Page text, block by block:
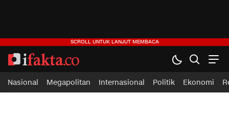
ifakta.co
#pastibenar
Nasional Megapolitan Internasional Politik Ekonomi